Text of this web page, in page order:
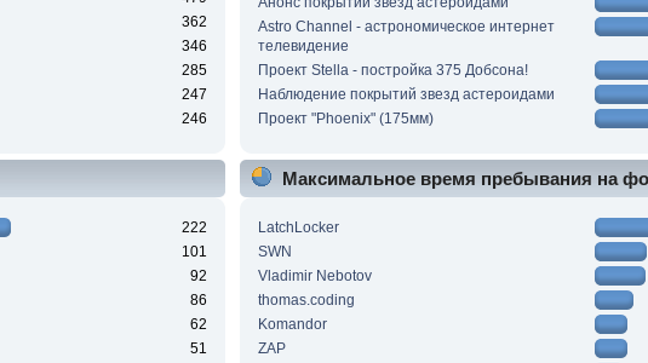
362
346
285
247
246
Astro Channel - астрономическое интернет
телевидение
Проект Stella - постройка 375 Добсона!
Наблюдение покрытий звезд астероидами
Проект "Phoenix" (175мм)
222
101
92
86
62
51
Максимальное время пребывания на
LatchLocker
SWN
Vladimir Nebotov
thomas.coding
Komandor
ZAP